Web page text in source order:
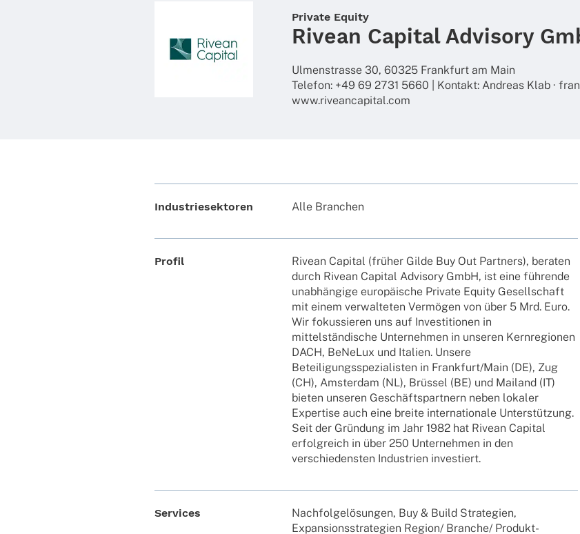
Private Equity
Rivean Capital Advisory
Ulmen­strasse 30, 60325 Frank­furt am Main
Tele­fon: +49 69 2731 5660 | Kontakt: Andreas Klab ·
www.riveancapital.com
Industriesektoren Alle Bran­chen
Profil
Rivean Capi­tal (früher Gilde Buy Out Part­ners), bera­ten
durch Rivean Capi­tal Advi­sory GmbH, ist eine führende
unab­hän­gige euro­päi­sche Private Equity Gesell­schaft
mit einem verwal­te­ten Vermö­gen von über 5 Mrd. Euro.
Wir fokus­sie­ren uns auf Inves­ti­tio­nen in
mittel­stän­di­sche Unter­neh­men in unse­ren Kern­re­gio­nen
DACH, BeNe­Lux und Italien. Unsere
Betei­li­gungs­spe­zia­lis­ten in Frankfurt/Main (DE), Zug
(CH), Amster­dam (NL), Brüs­sel (BE) und Mailand (IT)
bieten unse­ren Geschäfts­part­nern neben loka­ler
Exper­tise auch eine breite inter­na­tio­nale Unter­stüt­zung.
Seit der Grün­dung im Jahr 1982 hat Rivean Capi­tal
erfolg­reich in über 250 Unter­neh­men in den
verschie­dens­ten Indus­trien investiert.
Services
Nach­fol­ge­lö­sun­gen, Buy & Build Stra­te­gien,
Expan­si­ons­stra­te­gien Region/ Branche/ Produkt-